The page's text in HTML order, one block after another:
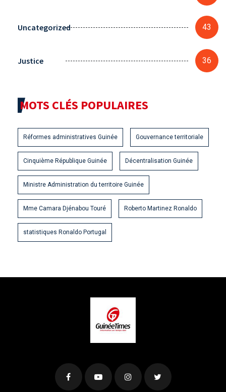
Uncategorized 43
Justice 36
MOTS CLÉS POPULAIRES
Réformes administratives Guinée Gouvernance territoriale
Cinquième République Guinée Décentralisation Guinée
Ministre Administration du territoire Guinée
Mme Camara Djénabou Touré Roberto Martinez Ronaldo
statistiques Ronaldo Portugal